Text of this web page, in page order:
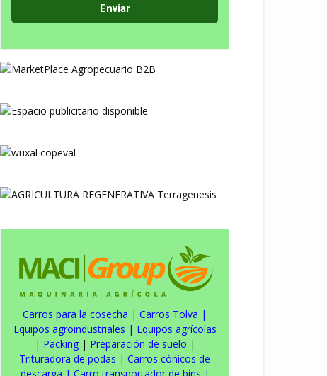
Carros para la cosecha | Carros Tolva |
Equipos agroindustriales | Equipos agrícolas
| Packing| Preparación de suelo |
Trituradora de podas | Carros cónicos de
descarga | Carro transportador de bins |